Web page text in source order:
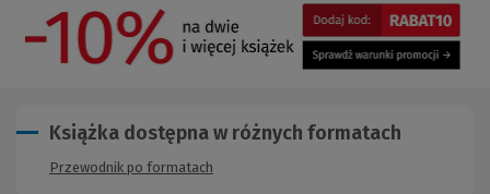
Książka dostępna w różnych formatach
Przewodnik po formatach